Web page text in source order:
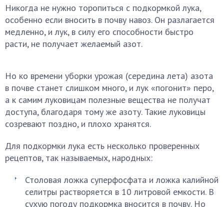
Никогда не нужно торопиться с подкормкой лука,
особенно если вносить в почву навоз. Он разлагается
медленно, и лук, в силу его способности быстро
расти, не получает желаемый азот.
Но ко времени уборки урожая (середина лета) азота
в почве станет слишком много, и лук «погонит» перо,
а к самим луковицам полезные вещества не получат
доступа, благодаря тому же азоту. Такие луковицы
созревают поздно, и плохо хранятся.
Для подкормки лука есть несколько проверенных
рецептов, так называемых, народных:
Столовая ложка суперфосфата и ложка калийной
селитры растворяется в 10 литровой емкости. В
сухую погоду подкормка вносится в почву. Но